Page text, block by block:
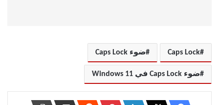
Caps Lock ضوء Caps Lock
ضوء Caps Lock في Windows 11